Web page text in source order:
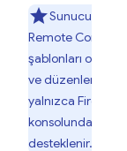
Sunucuya
Remote Config
şablonları
ve düzenleme
yalnızca Firebase
konsolunda
desteklenir.